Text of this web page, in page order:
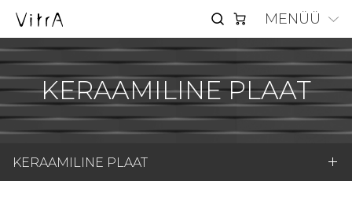
MENÜÜ
KERAAMILINE PLAAT
KERAAMILINE PLAAT